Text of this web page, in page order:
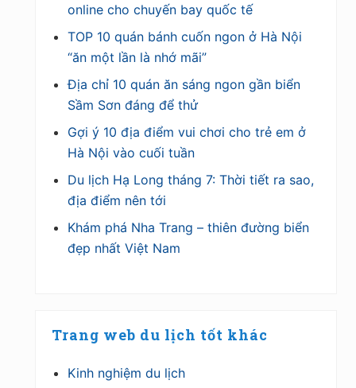
online cho chuyến bay quốc tế
TOP 10 quán bánh cuốn ngon ở Hà Nội
“ăn một lần là nhớ mãi”
Địa chỉ 10 quán ăn sáng ngon gần biển
Sầm Sơn đáng để thử
Gợi ý 10 địa điểm vui chơi cho trẻ em ở
Hà Nội vào cuối tuần
Du lịch Hạ Long tháng 7: Thời tiết ra sao,
địa điểm nên tới
Khám phá Nha Trang – thiên đường biển
đẹp nhất Việt Nam
Trang web du lịch tốt khác
Kinh nghiệm du lịch